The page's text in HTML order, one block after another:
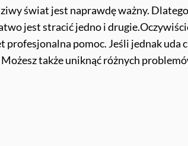
świat jest naprawdę ważny.
jest stracić jedno i drugie.
profesjonalna pomoc. Jeśli jednak uda
także uniknąć różnych